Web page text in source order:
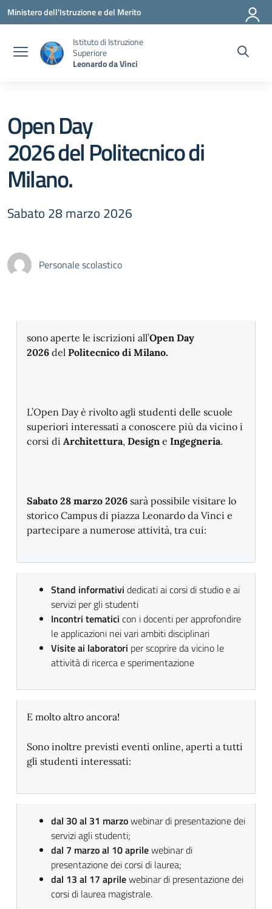
Vai ai contenuti
Vai al menu di navigazione
Vai al footer
Ministero dell'Istruzione e del Merito
Istituto di Istruzione
Superiore
Leonardo da Vinci
Open Day
2026 del Politecnico di
Milano.
Sabato 28 marzo 2026
Personale scolastico
sono aperte le iscrizioni all’Open Day
2026 del Politecnico di Milano.
L’Open Day è rivolto agli studenti delle scuole
superiori interessati a conoscere più da vicino i
corsi di Architettura, Design e Ingegneria.
Sabato 28 marzo 2026 sarà possibile visitare lo
storico Campus di piazza Leonardo da Vinci e
partecipare a numerose attività, tra cui:
Stand informativi dedicati ai corsi di studio e ai
servizi per gli studenti
Incontri tematici con i docenti per approfondire
le applicazioni nei vari ambiti disciplinari
Visite ai laboratori per scoprire da vicino le
attività di ricerca e sperimentazione
E molto altro ancora!
Sono inoltre previsti eventi online, aperti a tutti
gli studenti interessati:
dal 30 al 31 marzowebinar di presentazione dei
servizi agli studenti;
dal 7 marzo al 10 aprilewebinar di
presentazione dei corsi di laurea;
dal 13 al 17 aprilewebinar di presentazione dei
corsi di laurea magistrale.